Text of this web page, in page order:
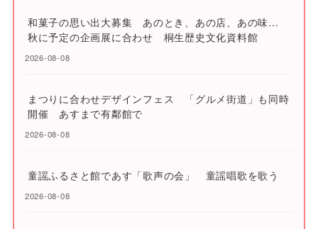
和菓子の思い出大募集 あのとき、あの店、あの味…
秋に予定の企画展に合わせ 桐生歴史文化資料館
2026-08-08
まつりに合わせデザインフェス 「グルメ街道」も同時
開催 あすまで有鄰館で
2026-08-08
童謡ふるさと館であす「歌声の会」 童謡唱歌を歌う
2026-08-08